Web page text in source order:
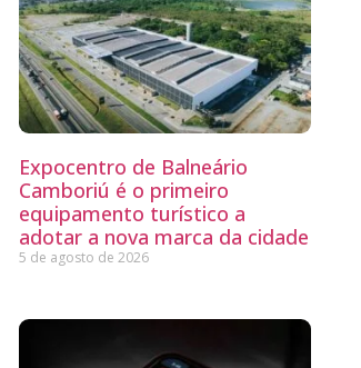
Expocentro de Balneário
Camboriú é o primeiro
equipamento turístico a
adotar a nova marca da cidade
5 de agosto de 2026